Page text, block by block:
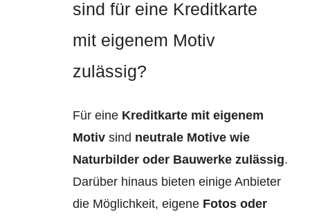
sind für eine Kreditkarte
mit eigenem Motiv
zulässig?
Für eine Kreditkarte mit eigenem
Motiv sind neutrale Motive wie
Naturbilder oder Bauwerke zulässig.
Darüber hinaus bieten einige Anbieter
die Möglichkeit, eigene Fotos oder